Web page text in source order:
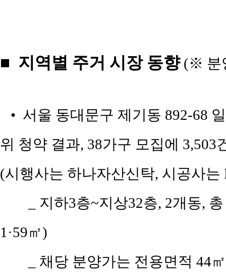
■ 지역별 주거 시장 동향(※ 분
• 서울 동대문구 제기동 892-68
위 청약 결과, 38가구 모집에
(시행사는 하나자산신탁, 시공사
_ 지하3층~지상32층, 2개동,
1·59㎡)
_ 채당 분양가는 전용면적 44